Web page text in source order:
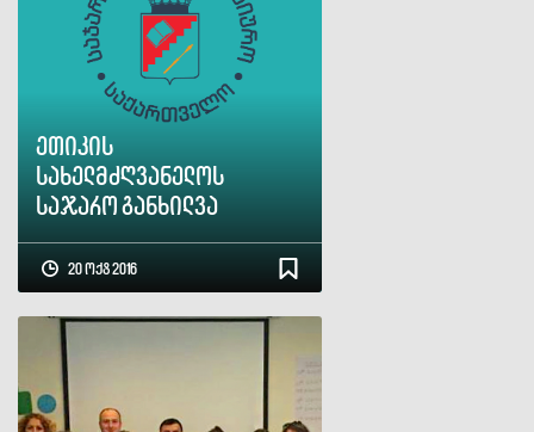
ეთიკის
სახელმძღვანელოს
საჯარო განხილვა
20 ოქტ 2016